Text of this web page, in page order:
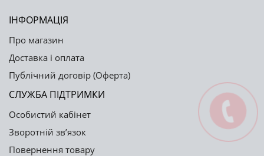
ІНФОРМАЦІЯ
Про магазин
Доставка і оплата
Публічний договір (Оферта)
СЛУЖБА ПІДТРИМКИ
Особистий кабінет
Зворотній зв’язок
Повернення товару